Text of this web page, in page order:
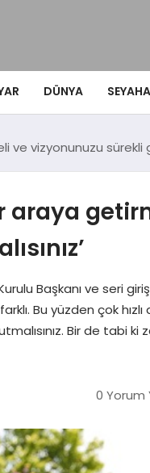
DÜNYA
vizyonunuzu sürekli
araya
Başkanı ve seri
Bu yüzden çok hızlı
Bir de tabi ki
0 Yorum